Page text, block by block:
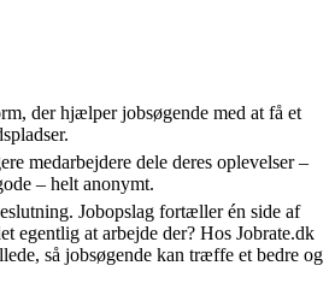
der hjælper jobsøgende med at få et
medarbejdere dele deres oplevelser –
– helt anonymt.
Jobopslag fortæller én side af
egentlig at arbejde der? Hos Jobrate.dk
så jobsøgende kan træffe et bedre og